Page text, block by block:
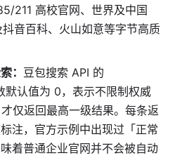
211 高校官网、世界及中国
音百科、火山如意等字节高质
： 豆包搜索 API 的
默认值为 0，表示不限制权威
仅返回最高一级结果。每条返
注，官方示例中出现过「正常
着普通企业官网并不会被自动